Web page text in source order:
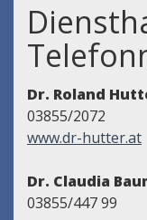
Dr. Roland
03855/2072
www.dr-hutter.at
Dr. Claudia
03855/447 99